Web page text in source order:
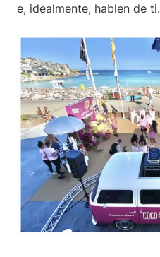
e, idealmente, hablen de ti.